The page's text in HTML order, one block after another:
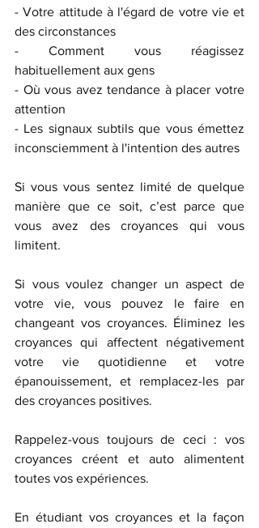
- Votre attitude à l'égard de votre vie et
des circonstances
- Comment vous réagissez
habituellement aux gens
- Où vous avez tendance à placer votre
attention
- Les signaux subtils que vous émettez
inconsciemment à l'intention des autres
Si vous vous sentez limité de quelque
manière que ce soit, c’est parce que
vous avez des croyances qui vous
limitent.
Si vous voulez changer un aspect de
votre vie, vous pouvez le faire en
changeant vos croyances. Éliminez les
croyances qui affectent négativement
votre vie quotidienne et votre
épanouissement, et remplacez-les par
des croyances positives.
Rappelez-vous toujours de ceci : vos
croyances créent et auto alimentent
toutes vos expériences.
En étudiant vos croyances et la façon